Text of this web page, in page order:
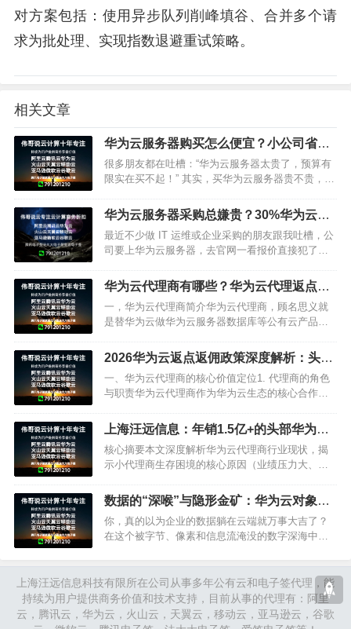
对方案包括：使用异步队列削峰填谷、合并多个请
求为批处理、实现指数退避重试策略。
相关文章
华为云服务器购买怎么便宜？小公司省钱
攻略来了！这样买立省好几千​
很多朋友都在吐槽：“华为云服务器太贵了，预算有
限实在买不起！” 其实，买华为云服务器贵不贵，关
一套超实用的省钱攻略，小公司、创业团队也能轻
松用得起稳定又安全…
华为云服务器采购总嫌贵？30%华为云返
点返佣 + 旗舰级代理保障，这波省钱操作
别错过！
最近不少做 IT 运维或企业采购的朋友跟我吐槽，公
司要上华为云服务器，去官网一看报价直接犯了难
赶上业务扩张需要多台服务器，这笔开支更是让财
务部门直皱眉。…
华为云代理商有哪些？华为云代理返点是
真的么？
一，华为云代理商简介华为云代理商，顾名思义就
是替华为云做华为云服务器数据库等公有云产品推
会跟这个代理商结算佣金，佣金比例分为月度佣
金，季度佣金和年度佣金，华…
2026华为云返点返佣政策深度解析：头部
代理返佣优势与企业合作指南
一、华为云代理商的核心价值定位1. 代理商的角色
与职责华为云代理商作为华为云生态的核心合作伙
广销售华为云全系列云产品，包括云服务器ECS、
云数据…
上海汪远信息：年销1.5亿+的头部华为云
代理商，10年深耕为企业上云保驾护航
核心摘要本文深度解析华为云代理商行业现状，揭
示小代理商生存困境的核心原因（业绩压力大、垫
科技有限公司——一家拥有10年华为云代理经验、
年销量超1.5亿的全国…
数据的“深喉”与隐形金矿：华为云对象存
储返点背后的降维真相
你，真的以为企业的数据躺在云端就万事大吉了？
在这个被字节、像素和信息流淹没的数字深海中，
着最安全、最坚不可摧…
上海汪远信息科技有限所在公司从事多年公有云和电子签代理，能
持续为用户提供商务价值和技术支持，目前从事的代理有：阿里
云，腾讯云，华为云，火山云，天翼云，移动云，亚马逊云，谷歌